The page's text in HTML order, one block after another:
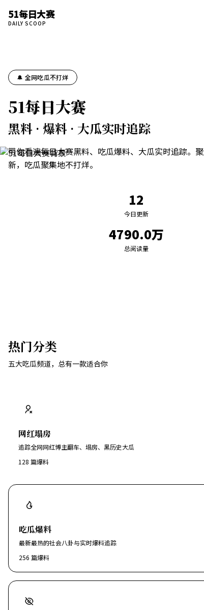
51每日大赛
DAILY SCOOP
🔔 全网吃瓜不打烊
51每日大赛
黑料 · 爆料 · 大瓜实时追踪
带你看遍每日大赛黑料、吃瓜爆料、大瓜实时追踪。
新，吃瓜聚集地不打烊。
12
今日更新
4790.0万
总阅读量
热门分类
五大吃瓜频道，总有一款适合你
网红塌房
追踪全网网红博主翻车、塌房、黑历史大瓜
128 篇爆料
吃瓜爆料
最新最热的社会八卦与实时爆料追踪
256 篇爆料